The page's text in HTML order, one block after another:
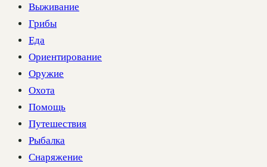
Выживание
Грибы
Еда
Ориентирование
Оружие
Охота
Помощь
Путешествия
Рыбалка
Снаряжение